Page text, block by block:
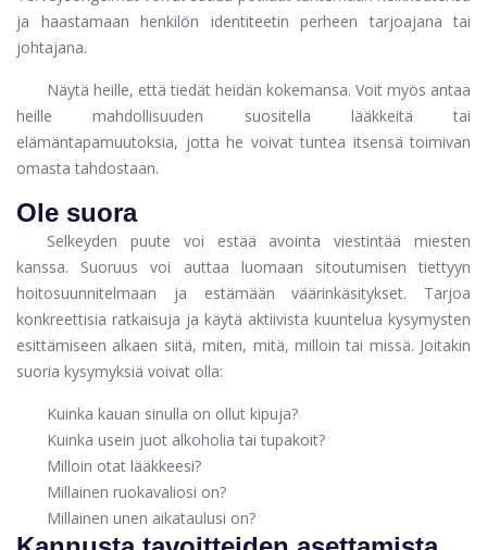
ja haastamaan henkilön identiteetin perheen tarjoajana tai
johtajana.
Näytä heille, että tiedät heidän kokemansa. Voit myös antaa
heille mahdollisuuden suositella lääkkeitä tai
elämäntapamuutoksia, jotta he voivat tuntea itsensä toimivan
omasta tahdostaan.
Ole suora
Selkeyden puute voi estää avointa viestintää miesten
kanssa. Suoruus voi auttaa luomaan sitoutumisen tiettyyn
hoitosuunnitelmaan ja estämään väärinkäsitykset. Tarjoa
konkreettisia ratkaisuja ja käytä aktiivista kuuntelua kysymysten
esittämiseen alkaen siitä, miten, mitä, milloin tai missä. Joitakin
suoria kysymyksiä voivat olla:
Kuinka kauan sinulla on ollut kipuja?
Kuinka usein juot alkoholia tai tupakoit?
Milloin otat lääkkeesi?
Millainen ruokavaliosi on?
Millainen unen aikataulusi on?